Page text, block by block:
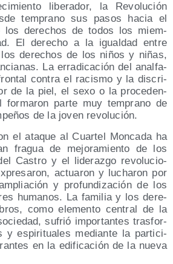
libe­ra­dor, la Revo­lu­ción
tem­prano sus pasos hacia el
los dere­chos de todos los miem­
El dere­cho a la igual­dad entre
dere­chos de los niños y niñas,
La erra­di­ca­ción del anal­fa­
con­tra el racis­mo y la dis­cri­
de la piel, el sexo o la pro­ce­den­
for­ma­ron par­te muy tem­prano de
de la joven revolución.
el ata­que al Cuar­tel Mon­ca­da ha
fra­gua de mejo­ra­mien­to de los
Cas­tro y el lide­raz­go revo­lu­cio­
actua­ron y lucha­ron por
y pro­fun­di­za­ción de los
huma­nos. La fami­lia y los dere­
como ele­men­to cen­tral de la
sufrió impor­tan­tes tras­for­
y espi­ri­tua­les median­te la par­ti­ci­
en la edi­fi­ca­ción de la nue­va